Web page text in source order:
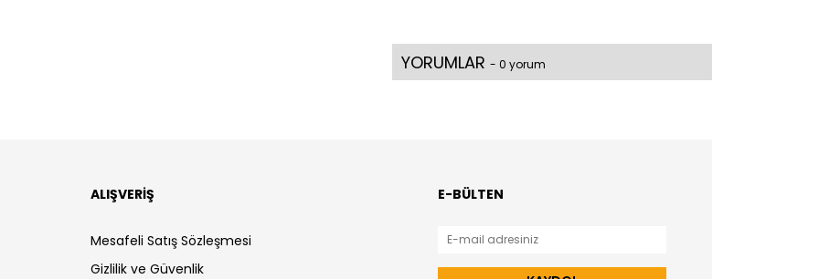
YORUMLAR - 0 yorum
ALIŞVERİŞ
Mesafeli Satış Sözleşmesi
Gizlilik ve Güvenlik
E-BÜLTEN